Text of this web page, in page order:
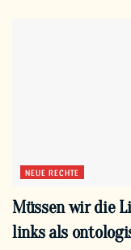
NEUE RECHTE
Müssen wir die
links als